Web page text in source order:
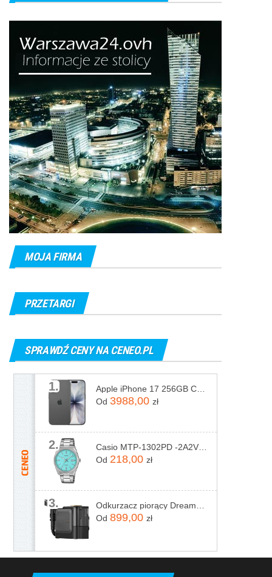
MOJA FIRMA
PRZETARGI
SPRAWDŹ CENY NA CENEO.PL
1.
Od 3988,00 zł
2.
Od 218,00 zł
3.
Od 899,00 zł